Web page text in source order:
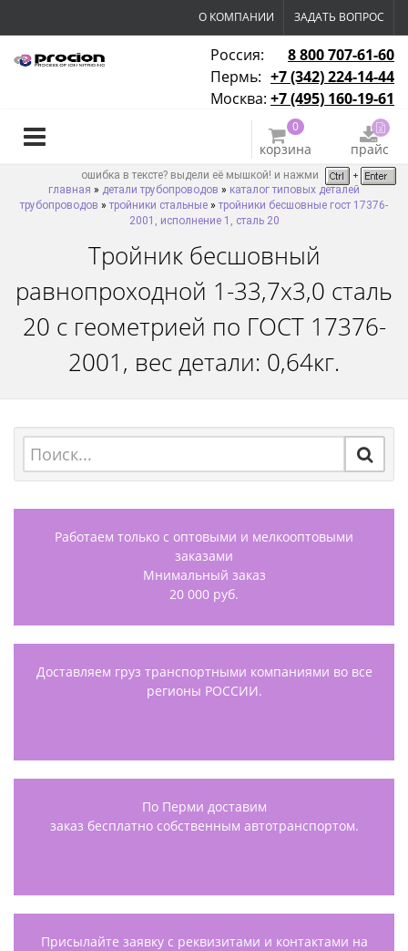
О КОМПАНИИ ЗАДАТЬ ВОПРОС
Россия:
8 800 707-61-60
Пермь: +7 (342) 224-14-44
Москва: +7 (495) 160-19-61
0
корзина прайс
ошибка в тексте? выдели её мышкой! и нажми
главная » детали трубопроводов » каталог типовых деталей
трубопроводов » тройники стальные » тройники бесшовные гост 17376-
2001, исполнение 1, сталь 20
Тройник бесшовный
равнопроходной 1-33,7х3,0 сталь
20 с геометрией по ГОСТ 17376-
2001, вес детали: 0,64кг.
Работаем только с оптовыми и мелкооптовыми
заказами
Мнимальный заказ
20 000 руб.
Доставляем груз транспортными компаниями во все
регионы РОССИИ.
По Перми доставим
заказ бесплатно собственным автотранспортом.
Присылайте заявку с реквизитами и контактами на